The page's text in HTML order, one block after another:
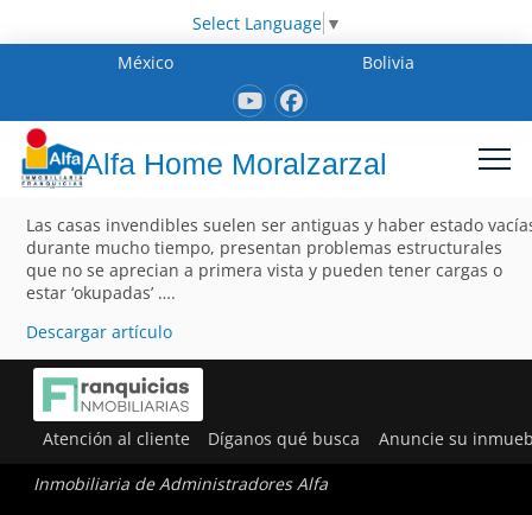
Select Language ▼
México
Bolivia
Alfa Home Moralzarzal
Las casas invendibles suelen ser antiguas y haber estado
durante mucho tiempo, presentan problemas estructurales
que no se aprecian a primera vista y pueden tener cargas o
estar ‘okupadas’ ….
Descargar artículo
Atención al cliente Díganos qué busca Anuncie su
Inmobiliaria de Administradores Alfa